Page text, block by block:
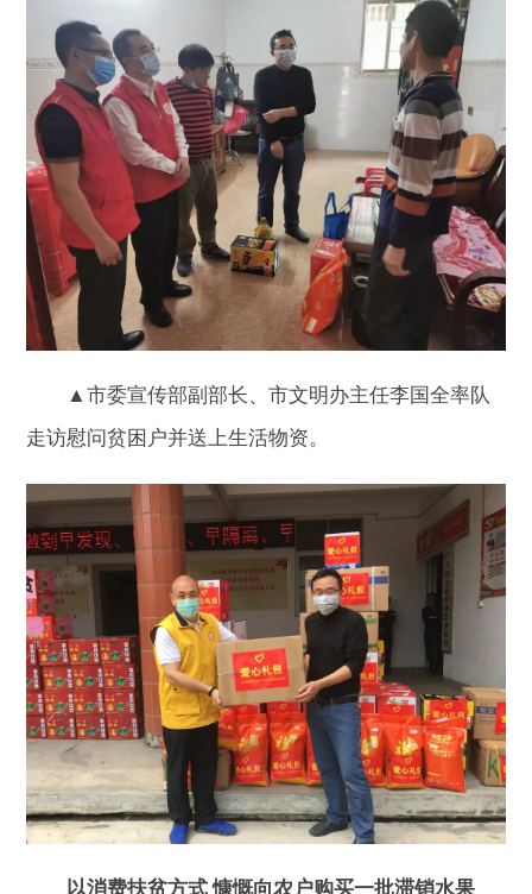
▲市委宣传部副部长、市文明办主任李国全率队
走访慰问贫困户并送上生活物资。
以消费扶贫方式 慷慨向农户购买一批滞销水果